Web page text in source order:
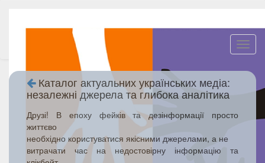
Каталог актуальних українських медіа:
незалежні джерела та глибока аналітика
Друзі! В епоху фейків та дезінформації просто
життєво
необхідно користуватися якісними джерелами, а не
витрачати час на недостовірну інформацію та